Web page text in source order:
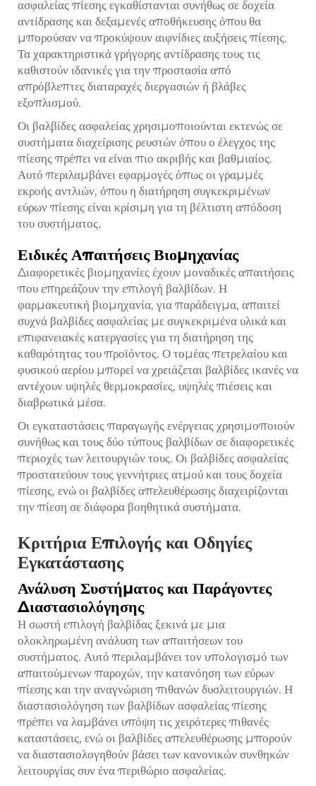
ασφαλείας πίεσης εγκαθίστανται συνήθως σε δοχεία
αντίδρασης και δεξαμενές αποθήκευσης όπου θα
μπορούσαν να προκύψουν αιφνίδιες αυξήσεις πίεσης.
Τα χαρακτηριστικά γρήγορης αντίδρασης τους τις
καθιστούν ιδανικές για την προστασία από
απρόβλεπτες διαταραχές διεργασιών ή βλάβες
εξοπλισμού.
Οι βαλβίδες ασφαλείας χρησιμοποιούνται εκτενώς σε
συστήματα διαχείρισης ρευστών όπου ο έλεγχος της
πίεσης πρέπει να είναι πιο ακριβής και βαθμιαίος.
Αυτό περιλαμβάνει εφαρμογές όπως οι γραμμές
εκροής αντλιών, όπου η διατήρηση συγκεκριμένων
εύρων πίεσης είναι κρίσιμη για τη βέλτιστη απόδοση
του συστήματος.
Ειδικές Απαιτήσεις Βιομηχανίας
Διαφορετικές βιομηχανίες έχουν μοναδικές απαιτήσεις
που επηρεάζουν την επιλογή βαλβίδων. Η
φαρμακευτική βιομηχανία, για παράδειγμα, απαιτεί
συχνά βαλβίδες ασφαλείας με συγκεκριμένα υλικά και
επιφανειακές κατεργασίες για τη διατήρηση της
καθαρότητας του προϊόντος. Ο τομέας πετρελαίου και
φυσικού αερίου μπορεί να χρειάζεται βαλβίδες ικανές να
αντέχουν υψηλές θερμοκρασίες, υψηλές πιέσεις και
διαβρωτικά μέσα.
Οι εγκαταστάσεις παραγωγής ενέργειας χρησιμοποιούν
συνήθως και τους δύο τύπους βαλβίδων σε διαφορετικές
περιοχές των λειτουργιών τους. Οι βαλβίδες ασφαλείας
προστατεύουν τους γεννήτριες ατμού και τους δοχεία
πίεσης, ενώ οι βαλβίδες απελευθέρωσης διαχειρίζονται
την πίεση σε διάφορα βοηθητικά συστήματα.
Κριτήρια Επιλογής και Οδηγίες
Εγκατάστασης
Ανάλυση Συστήματος και Παράγοντες
Διαστασιολόγησης
Η σωστή επιλογή βαλβίδας ξεκινά με μια
ολοκληρωμένη ανάλυση των απαιτήσεων του
συστήματος. Αυτό περιλαμβάνει τον υπολογισμό των
απαιτούμενων παροχών, την κατανόηση των εύρων
πίεσης και την αναγνώριση πιθανών δυσλειτουργιών. Η
διαστασιολόγηση των βαλβίδων ασφαλείας πίεσης
πρέπει να λαμβάνει υπόψη τις χειρότερες πιθανές
καταστάσεις, ενώ οι βαλβίδες απελευθέρωσης μπορούν
να διαστασιολογηθούν βάσει των κανονικών συνθηκών
λειτουργίας συν ένα περιθώριο ασφαλείας.